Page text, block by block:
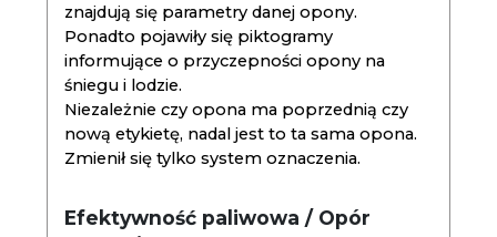
znajdują się parametry danej opony.
Ponadto pojawiły się piktogramy
informujące o przyczepności opony na
śniegu i lodzie.
Niezależnie czy opona ma poprzednią czy
nową etykietę, nadal jest to ta sama opona.
Zmienił się tylko system oznaczenia.
Efektywność paliwowa / Opór